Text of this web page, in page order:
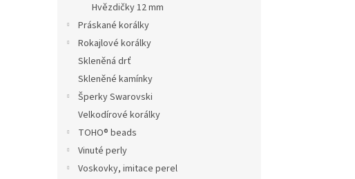
Hvězdičky 12 mm
Práskané korálky
Rokajlové korálky
Skleněná drť
Skleněné kamínky
Šperky Swarovski
Velkodírové korálky
TOHO® beads
Vinuté perly
Voskovky, imitace perel